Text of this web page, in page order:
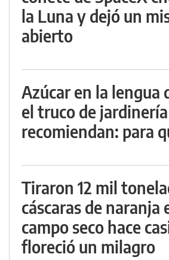
la Luna y dejó un
abierto
Azúcar en la lengua
el truco de
recomiendan: para
Tiraron 12 mil
cáscaras de naranja
campo seco hace
floreció un milagro